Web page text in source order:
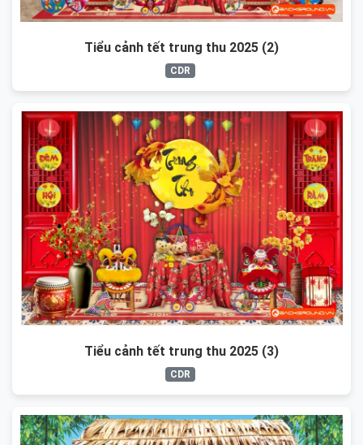
Tiểu cảnh tết trung thu 2025 (2)
CDR
Tiểu cảnh tết trung thu 2025 (3)
CDR